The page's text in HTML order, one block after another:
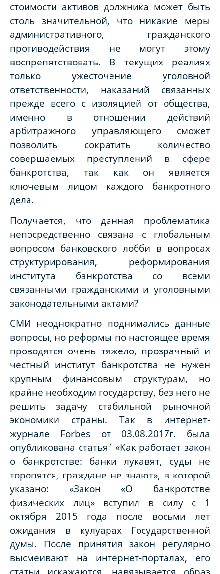
стоимости активов должника может быть
столь значительной, что никакие меры
административного, гражданского
противодействия не могут этому
воспрепятствовать. В текущих реалиях
только ужесточение уголовной
ответственности, наказаний связанных
прежде всего с изоляцией от общества,
именно в отношении действий
арбитражного управляющего сможет
позволить сократить количество
совершаемых преступлений в сфере
банкротства, так как он является
ключевым лицом каждого банкротного
дела.
Получается, что данная проблематика
непосредственно связана с глобальным
вопросом банковского лобби в вопросах
структурирования, реформирования
института банкротства со всеми
связанными гражданскими и уголовными
законодательными актами?
СМИ неоднократно поднимались данные
вопросы, но реформы по настоящее время
проводятся очень тяжело, прозрачный и
честный институт банкротства не нужен
крупным финансовым структурам, но
крайне необходим государству, без него не
решить задачу стабильной рыночной
экономики страны. Так в интернет-
журнале Forbes от 03.08.2017г. была
опубликована статья7«Как работает закон
о банкротстве: банки лукавят, суды не
торопятся, граждане не знают», в которой
указано: «Закон «О банкротстве
физических лиц» вступил в силу с 1
октября 2015 года после восьми лет
ожидания в кулуарах Государственной
думы. После принятия закон регулярно
высмеивают на интернет-порталах, его
статьи искажаются, навязывается образ